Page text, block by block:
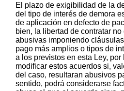
El plazo de exigibilidad de la
del tipo de interés de demora
de aplicación en defecto de
bien, la libertad de contratar
abusivas imponiendo
pago más amplios o tipos de
a los previstos en esta Ley,
modificar estos acuerdos si,
del caso, resultaran abusivos
sentido, podrá considerarse